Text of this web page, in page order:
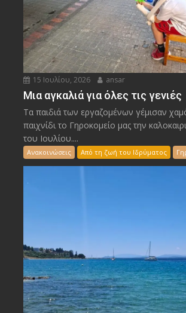
15 Ιουλίου, 2026 ansar
Μια αγκαλιά για όλες τις γενιές
Τα παιδιά των εργαζομένων γέμισαν
παιχνίδι το Γηροκομείο μας την
του Ιουλίου....
Ανακοινώσεις Από τη ζωή του Ιδρύματος